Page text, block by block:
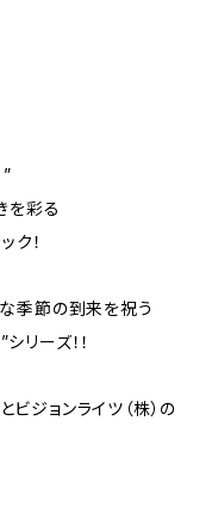
を彩る
ク！
季節の到来を祝う
リーズ！！
ジョンライツ（株）の